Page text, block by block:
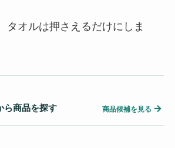
タオルは押さえるだけにしま
ら商品を探す 商品候補を見る →